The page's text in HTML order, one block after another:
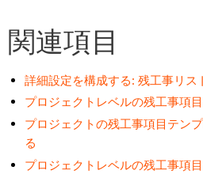
関連項目
詳細設定を構成する: 残工事リス
プロジェクトレベルの残工事項
プロジェクトの残工事項目テン
る
プロジェクトレベルの残工事項